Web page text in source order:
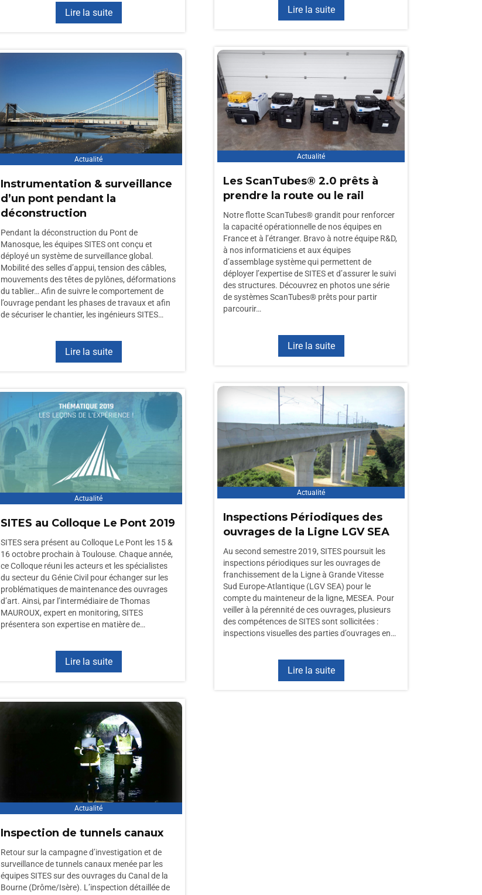
Lire la suite
Lire la suite
Actualité
Les ScanTubes® 2.0 prêts à
prendre la route ou le rail
Notre flotte ScanTubes® grandit pour renforcer
la capacité opérationnelle de nos équipes en
France et à l’étranger. Bravo à notre équipe R&D,
à nos informaticiens et aux équipes
d’assemblage système qui permettent de
déployer l’expertise de SITES et d’assurer le suivi
des structures. Découvrez en photos une série
de systèmes ScanTubes® prêts pour partir
parcourir…
Lire la suite
Actualité
Instrumentation & surveillance
d’un pont pendant la
déconstruction
Pendant la déconstruction du Pont de
Manosque, les équipes SITES ont conçu et
déployé un système de surveillance global.
Mobilité des selles d’appui, tension des câbles,
mouvements des têtes de pylônes, déformations
du tablier… Afin de suivre le comportement de
l’ouvrage pendant les phases de travaux et afin
de sécuriser le chantier, les ingénieurs SITES…
Lire la suite
Actualité
Inspections Périodiques des
ouvrages de la Ligne LGV SEA
Au second semestre 2019, SITES poursuit les
inspections périodiques sur les ouvrages de
franchissement de la Ligne à Grande Vitesse
Sud Europe-Atlantique (LGV SEA) pour le
compte du mainteneur de la ligne, MESEA. Pour
veiller à la pérennité de ces ouvrages, plusieurs
des compétences de SITES sont sollicitées :
inspections visuelles des parties d’ouvrages en…
Lire la suite
Actualité
SITES au Colloque Le Pont 2019
SITES sera présent au Colloque Le Pont les 15 &
16 octobre prochain à Toulouse. Chaque année,
ce Colloque réuni les acteurs et les spécialistes
du secteur du Génie Civil pour échanger sur les
problématiques de maintenance des ouvrages
d’art. Ainsi, par l’intermédiaire de Thomas
MAUROUX, expert en monitoring, SITES
présentera son expertise en matière de…
Lire la suite
Actualité
Inspection de tunnels canaux
Retour sur la campagne d’investigation et de
surveillance de tunnels canaux menée par les
équipes SITES sur des ouvrages du Canal de la
Bourne (Drôme/Isère). L’inspection détaillée de